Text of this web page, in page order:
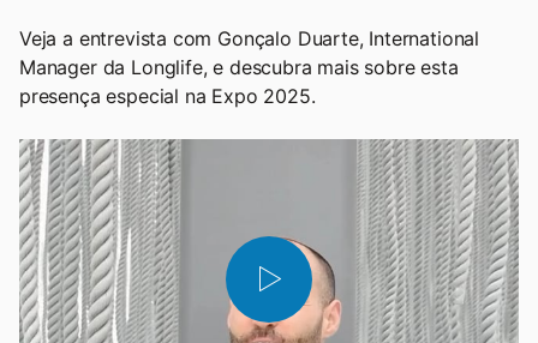
Veja a entrevista com Gonçalo Duarte, International
Manager da Longlife, e descubra mais sobre esta
presença especial na Expo 2025.